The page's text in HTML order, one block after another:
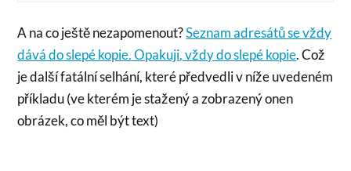
A na co ještě nezapomenout?Seznam adresátů se vždy
dává do slepé kopie. Opakuji, vždy do slepé kopie. Což
je další fatální selhání, které předvedli v níže uvedeném
příkladu (ve kterém je stažený a zobrazený onen
obrázek, co měl být text)